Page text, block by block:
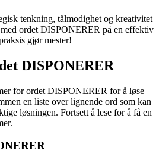
tenkning, tålmodighet og kreativitet
ordet DISPONERER på en effektiv
gjør mester!
DISPONERER
for ordet DISPONERER for å løse
en liste over lignende ord som kan
løsningen. Fortsett å lese for å få en